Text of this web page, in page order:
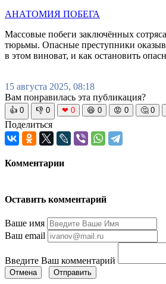
АНАТОМИЯ ПОБЕГА
Массовые побеги заключённых
тюрьмы. Опасные преступники
в этом виноват, и как остановить
15 августа 2025, 08:18
Вам понравилась эта публикация?
👍 0 👎 0 ❤ 0 😆 0 😡 0 🤔 0
Поделиться
Комментарии
Оставить комментарий
Ваше имя
Ваш email
Введите Ваш комментарий
Отмена Отправить